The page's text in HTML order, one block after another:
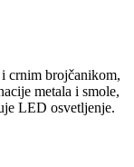
crnim brojčanikom,
metala i smole,
LED osvetljenje.